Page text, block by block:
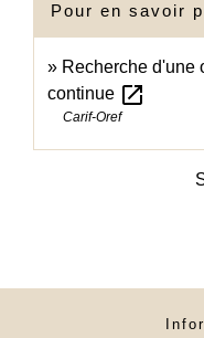
Pour en savoir
Recherche d'une
continue open_in_new
Carif-Oref